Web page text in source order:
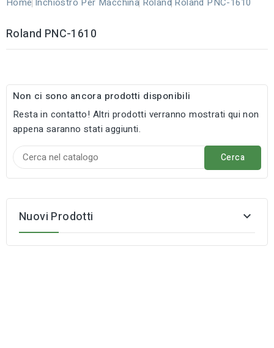
Roland PNC-1610
Non ci sono ancora prodotti disponibili
Resta in contatto! Altri prodotti verranno mostrati qui non
appena saranno stati aggiunti.
Cerca
Nuovi Prodotti 